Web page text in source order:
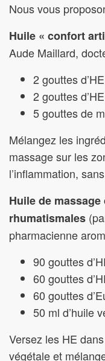
Nous vous
Huile « confort
Aude Maillard,
2 gouttes
2 gouttes
5 gouttes de
Mélangez les
massage sur les
l’inflammation,
Huile de
rhumatismales
pharmacienne
90 gouttes
60 gouttes
60 gouttes
50 ml d’huile
Versez les HE
végétale et